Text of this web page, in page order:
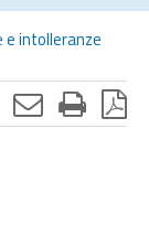
e intolleranze